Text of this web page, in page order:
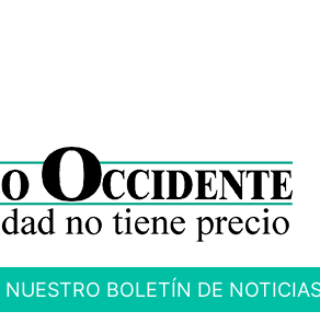
NUESTRO BOLETÍN DE